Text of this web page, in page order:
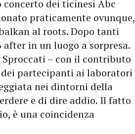
concerto dei ticinesi Abc
praticamente ovunque,
al roots. Dopo tanti
in un luogo a sorpresa.
Sproccati – con il contributo
partecipanti ai laboratori
nei dintorni della
e di dire addio. Il fatto
è una coincidenza